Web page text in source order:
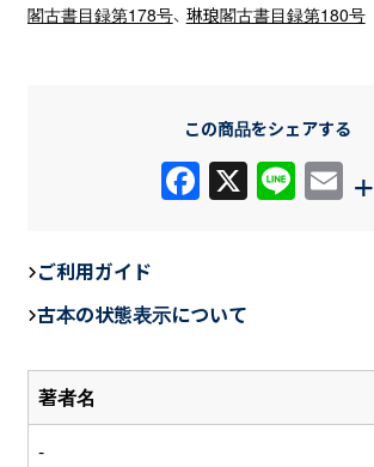
閣古書目録第178号、 琳琅閣古書目録第180号
著者名
-
この商品をシェアする
F
e
b
o
o
X Li E
+
ご利用ガイド
古本の状態表示について